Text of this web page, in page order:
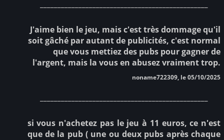
J'aime bien le jeu, mais c'est très dommage qu'il
soit gâché par autant de publicités, c'est normal
que vous mettiez des pubs pour gagner de
l'argent, mais la vous en abusez vraiment trop.
noname722309, le 05/10/2025
si vous n'achetez pas le jeu à 11 euros, ce n'est
que de la pub ( une ou deux pubs après chaque